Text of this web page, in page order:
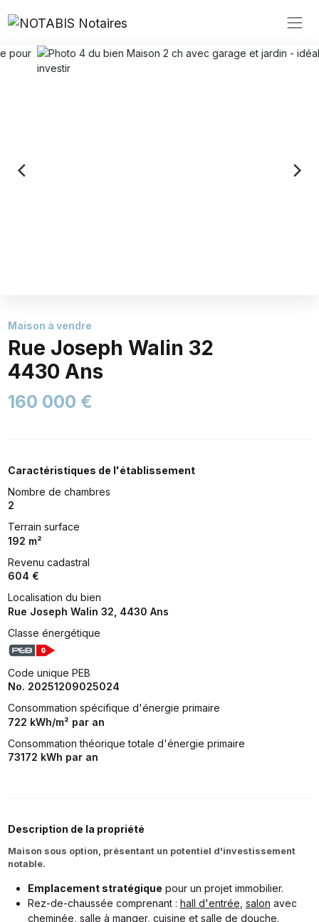
Maison à vendre
Rue Joseph Walin 32
4430 Ans
160 000 €
Caractéristiques de l'établissement
Nombre de chambres
2
Terrain surface
192 m²
Revenu cadastral
604 €
Localisation du bien
Rue Joseph Walin 32, 4430 Ans
Classe énergétique
Code unique PEB
No. 20251209025024
Consommation spécifique d'énergie primaire
722 kWh/m² par an
Consommation théorique totale d'énergie primaire
73172 kWh par an
Description de la propriété
Maison sous option, présentant un potentiel d'investissement
notable.
Emplacement stratégique pour un projet immobilier.
Rez-de-chaussée comprenant : hall d'entrée salon avec
cheminée, salle à manger, cuisine et salle de douche.